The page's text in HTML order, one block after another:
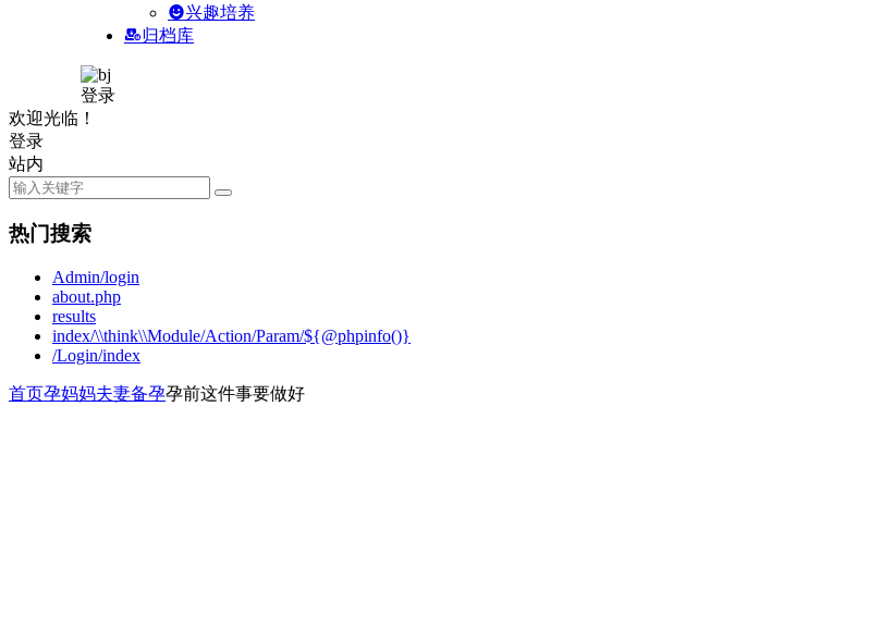
兴趣培养
归档库
登录
欢迎光临！
登录
站内
热门搜索
Admin/login
about.php
results
index/\\think\\Module/Action/Param/${@phpinfo()}
/Login/index
首页孕妈妈夫妻备孕孕前这件事要做好